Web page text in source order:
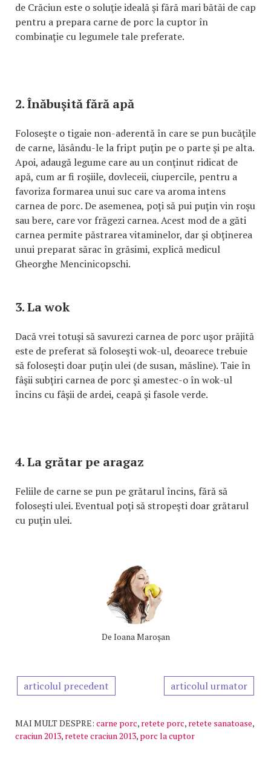
de Crăciun este o soluţie ideală şi fără mari bătăi de cap
pentru a prepara carne de porc la cuptor în
combinaţie cu legumele tale preferate.
2. Înăbuşită fără apă
Foloseşte o tigaie non-aderentă în care se pun bucăţile
de carne, lăsându-le la fript puţin pe o parte şi pe alta.
Apoi, adaugă legume care au un conţinut ridicat de
apă, cum ar fi roşiile, dovleceii, ciupercile, pentru a
favoriza formarea unui suc care va aroma intens
carnea de porc. De asemenea, poţi să pui puţin vin roşu
sau bere, care vor frăgezi carnea. Acest mod de a găti
carnea permite păstrarea vitaminelor, dar şi obţinerea
unui preparat sărac în grăsimi, explică medicul
Gheorghe Mencinicopschi.
3. La wok
Dacă vrei totuşi să savurezi carnea de porc uşor prăjită
este de preferat să foloseşti wok-ul, deoarece trebuie
să foloseşti doar puţin ulei (de susan, măsline). Taie în
fâşii subţiri carnea de porc şi amestec-o în wok-ul
încins cu fâşii de ardei, ceapă şi fasole verde.
4. La grătar pe aragaz
Feliile de carne se pun pe grătarul încins, fără să
foloseşti ulei. Eventual poţi să stropeşti doar grătarul
cu puţin ulei.
De Ioana Maroşan
articolul precedent articolul urmator
MAI MULT DESPRE: carne porc, retete porc, retete sanatoase,
craciun 2013, retete craciun 2013, porc la cuptor